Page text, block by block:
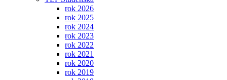
rok 2026
rok 2025
rok 2024
rok 2023
rok 2022
rok 2021
rok 2020
rok 2019